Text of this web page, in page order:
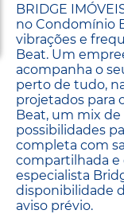
BRIDGE
no Condomínio
vibrações e
Beat. Um
acompanha o
perto de tudo,
projetados para
Beat, um mix
possibilidades
completa com
compartilhada
especialista
disponibilidade
aviso prévio.